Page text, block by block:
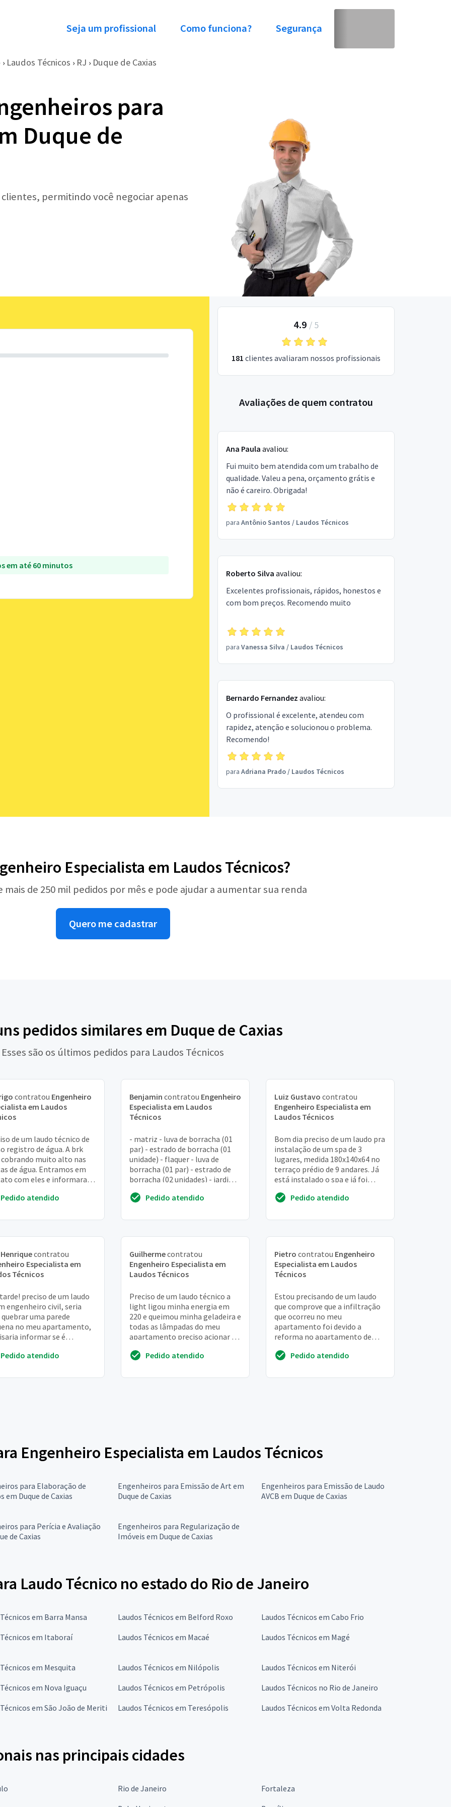
Seja um profissional Como funciona? Segurança
› Laudos Técnicos › RJ › Duque de Caxias
para
Duque de
permitindo você negociar apenas
em até 60 minutos
4.9 / 5
181 clientes avaliaram nossos profissionais
Avaliações de quem contratou
Ana Paula avaliou:
Fui muito bem atendida com um trabalho de
qualidade. Valeu a pena, orçamento grátis e
não é careiro. Obrigada!
para Antônio Santos / Laudos Técnicos
Roberto Silva avaliou:
Excelentes profissionais, rápidos, honestos e
com bom preços. Recomendo muito
para Vanessa Silva / Laudos Técnicos
Bernardo Fernandez avaliou:
O profissional é excelente, atendeu com
rapidez, atenção e solucionou o problema.
Recomendo!
para Adriana Prado/ Laudos Técnicos
Especialista em Laudos Técnicos?
mais de 250 mil pedidos por mês e pode ajudar a aumentar sua renda
Quero me cadastrar
pedidos similares em Duque de Caxias
Esses são os últimos pedidos para Laudos Técnicos
contratou Engenheiro
em Laudos
de um laudo técnico de
registro de água. A brk
muito alto nas
de água. Entramos em
com eles e informaram
do reg...
Pedido atendido
Benjamin contratou Engenheiro
Especialista em Laudos
Técnicos
- matriz - luva de borracha (01
par) - estrado de borracha (01
unidade) - flaquer - luva de
borracha (01 par) - estrado de
borracha (02 unidades) - jardim -
Pedido atendido
Luiz Gustavo contratou
Engenheiro Especialista em
Laudos Técnicos
Bom dia preciso de um laudo pra
instalação de um spa de 3
lugares, medida 180x140x64 no
terraço prédio de 9 andares. Já
está instalado o spa e já foi
laudo pra...
Pedido atendido
contratou
Especialista em
Técnicos
preciso de um laudo
engenheiro civil, seria
uma parede
no meu apartamento,
informar se é
com esse tipo ...
Pedido atendido
Guilhermecontratou
Engenheiro Especialista em
Laudos Técnicos
Preciso de um laudo técnico a
light ligou minha energia em
220 e queimou minha geladeira e
todas as lâmpadas do meu
apartamento preciso acionar o
Pedido atendido
Pietro contratou Engenheiro
Especialista em Laudos
Técnicos
Estou precisando de um laudo
que comprove que a infiltração
que ocorreu no meu
apartamento foi devido a
reforma no apartamento de
negue a arcar com os danos c...
Pedido atendido
Engenheiro Especialista em Laudos Técnicos
para Elaboração de
em Duque de Caxias
Engenheiros para Emissão de Art em
Duque de Caxias
Engenheiros para Emissão de Laudo
AVCB em Duque de Caxias
para Perícia e Avaliação
de Caxias
Engenheiros para Regularização de
Imóveis em Duque de Caxias
Laudo Técnico no estado do Rio de Janeiro
em Barra Mansa Laudos Técnicos em Belford Roxo
Laudos Técnicos em Cabo Frio
em Itaboraí Laudos Técnicos em Macaé Laudos Técnicos em Magé
em Mesquita Laudos Técnicos em Nilópolis
Laudos Técnicos em Niterói
em Nova Iguaçu Laudos Técnicos em Petrópolis
Laudos Técnicos no Rio de Janeiro
em São João de Meriti Laudos Técnicos em Teresópolis Laudos Técnicos em Volta Redonda
nas principais cidades
Rio de Janeiro
Fortaleza